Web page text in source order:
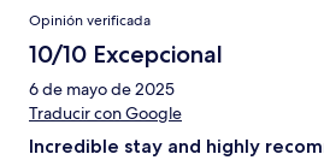
Opinión verificada
10/10 Excepcional
6 de mayo de 2025
Traducir con Google
Incredible stay and highly